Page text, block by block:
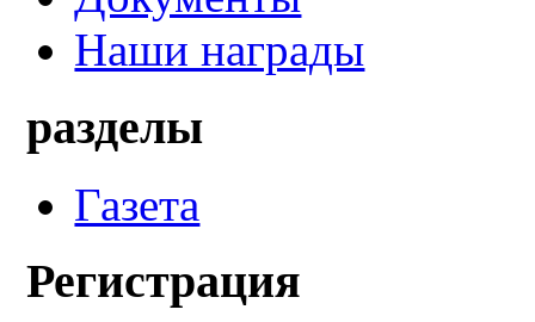
Наши награды
разделы
Газета
Регистрация